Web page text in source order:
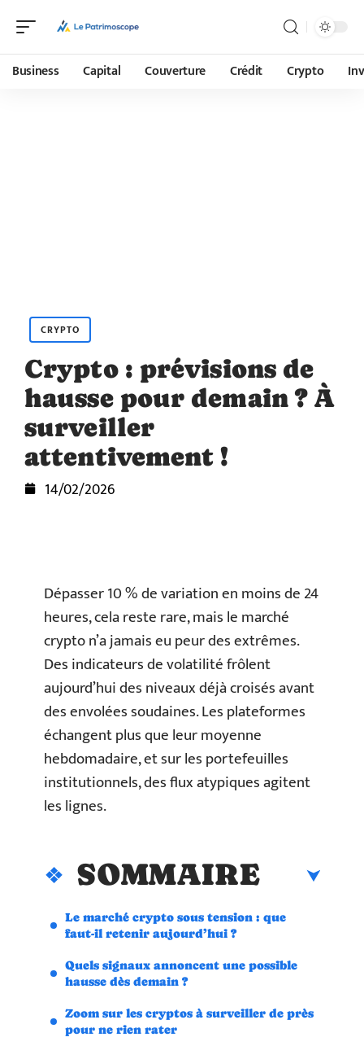
Business Capital Couverture Crédit Crypto
CRYPTO
Crypto : prévisions de
hausse pour demain ? À
surveiller
attentivement !
14/02/2026
Dépasser 10 % de variation en moins de 24
heures, cela reste rare, mais le marché
crypto n’a jamais eu peur des extrêmes.
Des indicateurs de volatilité frôlent
aujourd’hui des niveaux déjà croisés avant
des envolées soudaines. Les plateformes
échangent plus que leur moyenne
hebdomadaire, et sur les portefeuilles
institutionnels, des flux atypiques agitent
les lignes.
SOMMAIRE
Le marché crypto sous tension : que
faut-il retenir aujourd’hui ?
Quels signaux annoncent une possible
hausse dès demain ?
Zoom sur les cryptos à surveiller de près
pour ne rien rater